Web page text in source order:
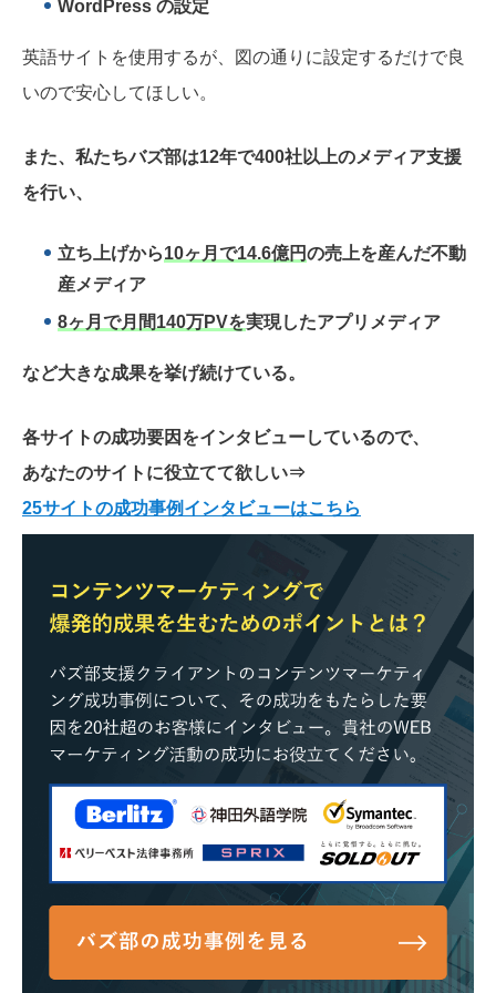
WordPress の設定
英語サイトを使用するが、図の通りに設定するだけで良
いので安心してほしい。
また、私たちバズ部は12年で400社以上のメディア支援
を行い、
立ち上げから10ヶ月で14.6億円の売上を産んだ不動
産メディア
8ヶ月で月間140万PVを実現したアプリメディア
など大きな成果を挙げ続けている。
各サイトの成功要因をインタビューしているので、
あなたのサイトに役立てて欲しい⇒
25サイトの成功事例インタビューはこちら